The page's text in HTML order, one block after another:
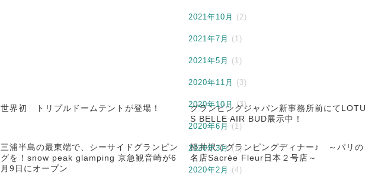
世界初 トリプルドームテントが登場！
グランピングジャパン新事務所前にてLOTU
S BELLE AIR BUD展示中！
三浦半島の最東端で、シーサイドグランピン
グを！snow peak glamping 京急観音崎が6
月9日にオープン
軽井沢でグランピングディナー♪ ～パリの
名店Sacrée Fleur日本２号店～
2021年10月 (2)
2021年7月 (1)
2021年5月 (1)
2020年11月 (3)
2020年10月 (3)
2020年6月 (1)
2020年3月(1)
2020年2月 (4)